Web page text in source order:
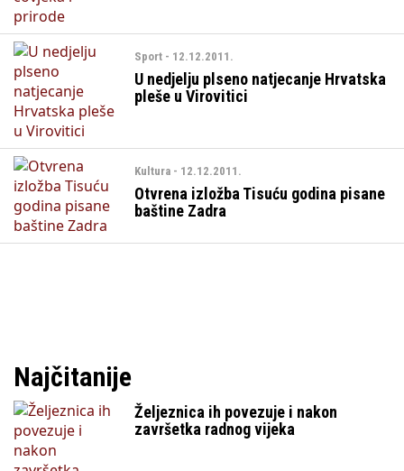
Sport - 12.12.2011.
U nedjelju plseno natjecanje Hrvatska
pleše u Virovitici
Kultura - 12.12.2011.
Otvrena izložba Tisuću godina pisane
baštine Zadra
Najčitanije
Željeznica ih povezuje i nakon
završetka radnog vijeka